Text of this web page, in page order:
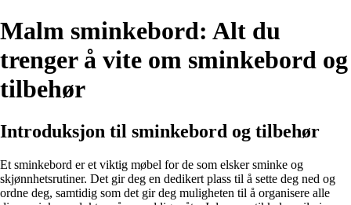
Malm sminkebord: Alt du
trenger å vite om sminkebord og
tilbehør
Introduksjon til sminkebord og tilbehør
Et sminkebord er et viktig møbel for de som elsker sminke og
skjønnhetsrutiner. Det gir deg en dedikert plass til å sette deg ned og
ordne deg, samtidig som det gir deg muligheten til å organisere alle